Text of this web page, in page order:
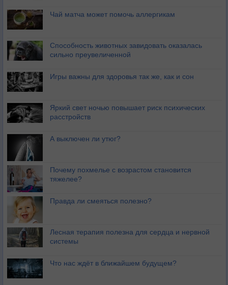
Чай матча может помочь аллергикам
Способность животных завидовать оказалась
сильно преувеличенной
Игры важны для здоровья так же, как и сон
Яркий свет ночью повышает риск психических
расстройств
А выключен ли утюг?
Почему похмелье с возрастом становится
тяжелее?
Правда ли смеяться полезно?
Лесная терапия полезна для сердца и нервной
системы
Что нас ждёт в ближайшем будущем?